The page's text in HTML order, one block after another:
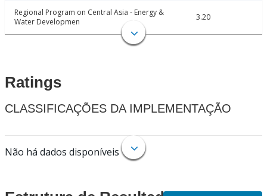
Regional Program on Central Asia - Energy &
Water Developmen
3.20
Ratings
CLASSIFICAÇÕES DA IMPLEMENTAÇÃO
Não há dados disponíveis